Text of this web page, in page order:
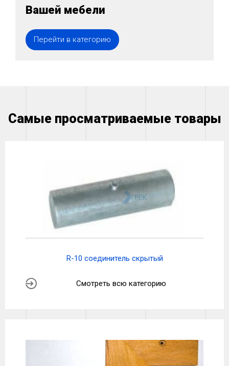
Вашей мебели
Перейти в категорию
Самые просматриваемые товары
R-10 соединитель скрытый
Смотреть всю категорию